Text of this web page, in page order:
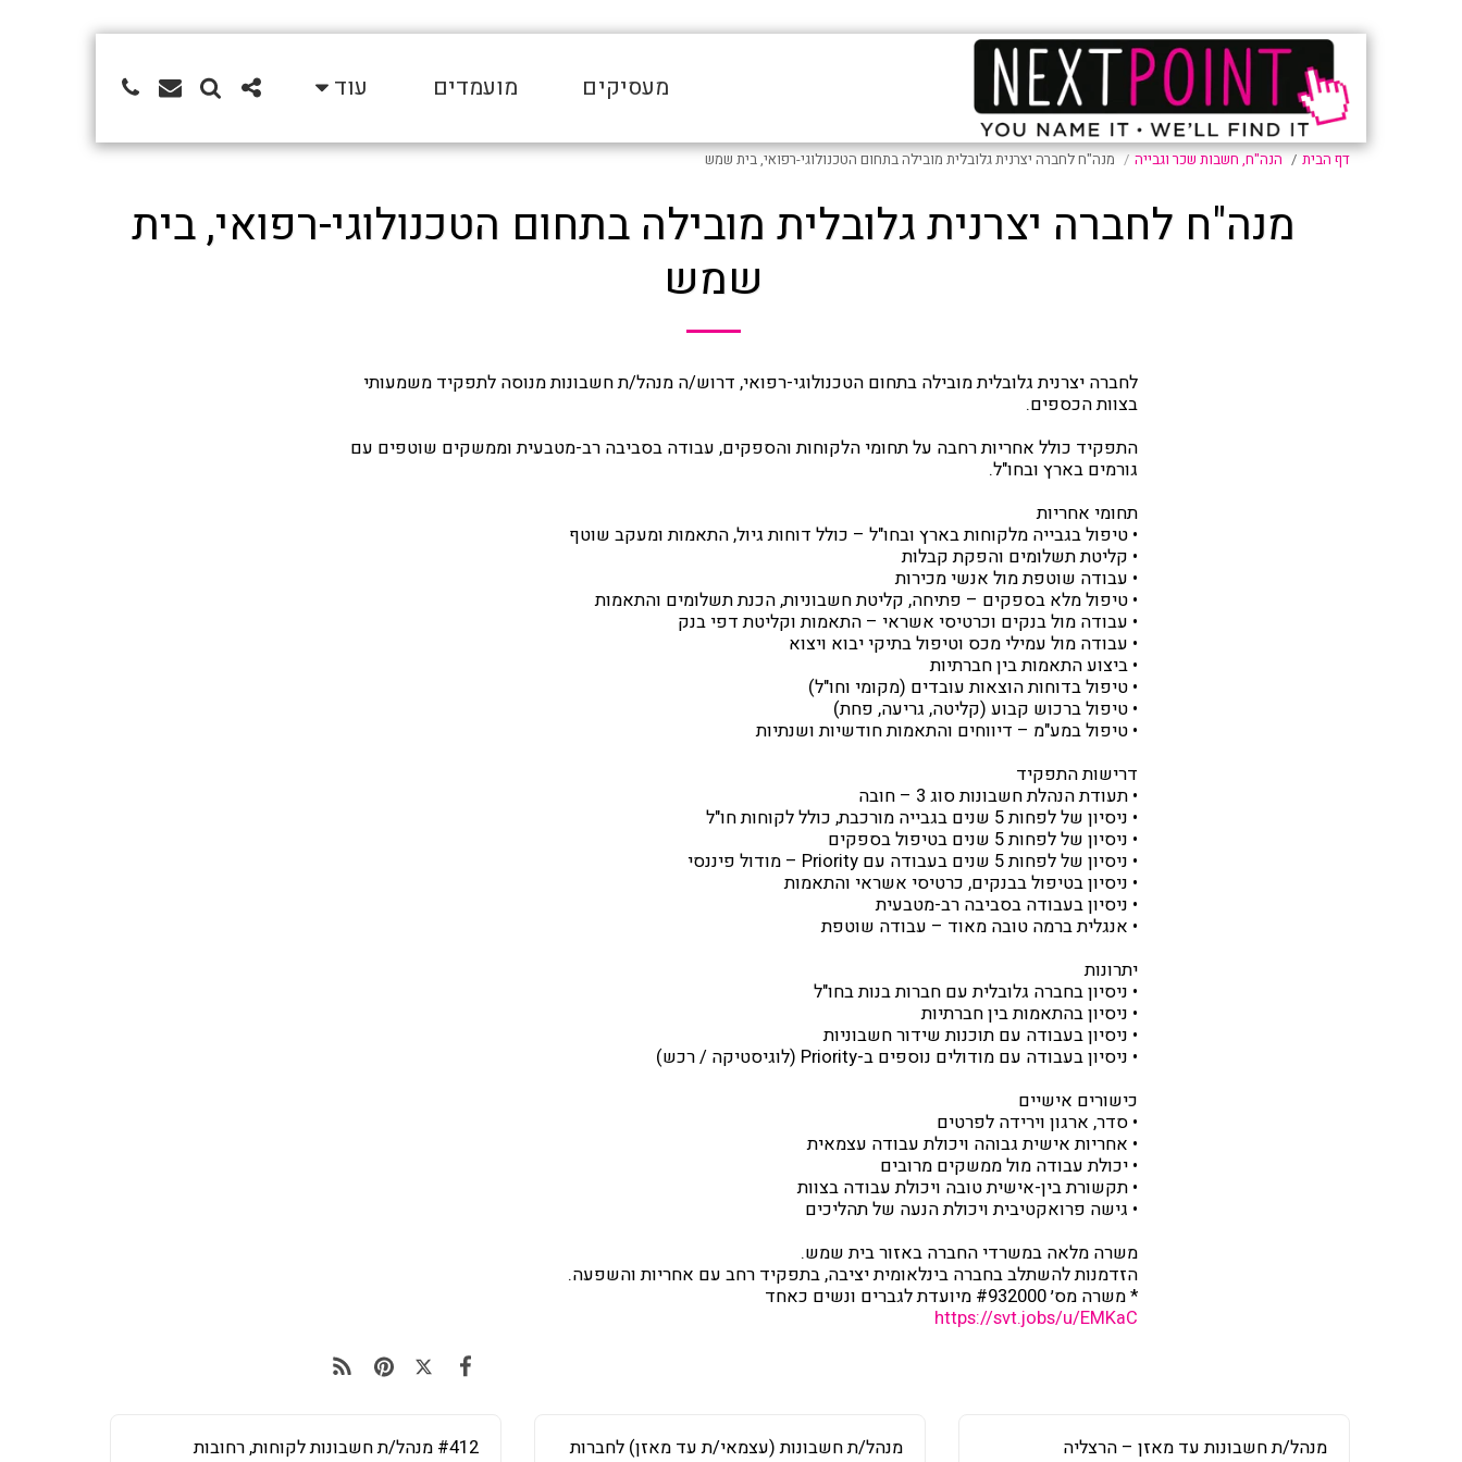
מעסיקים מועמדים עוד
דף הבית הנה"ח, חשבות שכר וגבייה מנה"ח לחברה יצרנית גלובלית מובילה בתחום הטכנולוגי-רפואי, בית שמש
מנה"ח לחברה יצרנית גלובלית מובילה בתחום הטכנולוגי-רפואי, בית
שמש
לחברה יצרנית גלובלית מובילה בתחום הטכנולוגי-רפואי, דרוש/ה מנהל/ת חשבונות מנוסה לתפקיד משמעותי
בצוות הכספים.
התפקיד כולל אחריות רחבה על תחומי הלקוחות והספקים, עבודה בסביבה רב-מטבעית וממשקים שוטפים עם
גורמים בארץ ובחו"ל.
תחומי אחריות
• טיפול בגבייה מלקוחות בארץ ובחו"ל – כולל דוחות גיול, התאמות ומעקב שוטף
• קליטת תשלומים והפקת קבלות
• עבודה שוטפת מול אנשי מכירות
• טיפול מלא בספקים – פתיחה, קליטת חשבוניות, הכנת תשלומים והתאמות
• עבודה מול בנקים וכרטיסי אשראי – התאמות וקליטת דפי בנק
• עבודה מול עמילי מכס וטיפול בתיקי יבוא ויצוא
• ביצוע התאמות בין חברתיות
• טיפול בדוחות הוצאות עובדים (מקומי וחו"ל)
• טיפול ברכוש קבוע (קליטה, גריעה, פחת)
• טיפול במע"מ – דיווחים והתאמות חודשיות ושנתיות
דרישות התפקיד
• תעודת הנהלת חשבונות סוג 3 – חובה
• ניסיון של לפחות 5 שנים בגבייה מורכבת, כולל לקוחות חו"ל
• ניסיון של לפחות 5 שנים בטיפול בספקים
• ניסיון של לפחות 5 שנים בעבודה עם Priority – מודול פיננסי
• ניסיון בטיפול בבנקים, כרטיסי אשראי והתאמות
• ניסיון בעבודה בסביבה רב-מטבעית
• אנגלית ברמה טובה מאוד – עבודה שוטפת
יתרונות
• ניסיון בחברה גלובלית עם חברות בנות בחו"ל
• ניסיון בהתאמות בין חברתיות
• ניסיון בעבודה עם תוכנות שידור חשבוניות
• ניסיון בעבודה עם מודולים נוספים ב-Priority (לוגיסטיקה / רכש)
כישורים אישיים
• סדר, ארגון וירידה לפרטים
• אחריות אישית גבוהה ויכולת עבודה עצמאית
• יכולת עבודה מול ממשקים מרובים
• תקשורת בין-אישית טובה ויכולת עבודה בצוות
• גישה פרואקטיבית ויכולת הנעה של תהליכים
משרה מלאה במשרדי החברה באזור בית שמש.
הזדמנות להשתלב בחברה בינלאומית יציבה, בתפקיד רחב עם אחריות והשפעה.
* משרה מס׳ #932000 מיועדת לגברים ונשים כאחד
https://svt.jobs/u/EMKaC
מנהל/ת חשבונות עד מאזן – הרצליה
מנהל/ת חשבונות (עצמאי/ת עד מאזן) לחברות
#412 מנהל/ת חשבונות לקוחות, רחובות